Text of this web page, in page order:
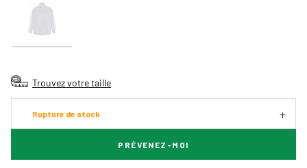
Trouvez votre taille
Rupture de stock
PRÉVENEZ-MOI